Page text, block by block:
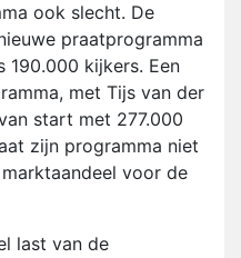
ook slecht. De
praatprogramma
190.000 kijkers. Een
met Tijs van der
start met 277.000
zijn programma niet
voor de
last van de